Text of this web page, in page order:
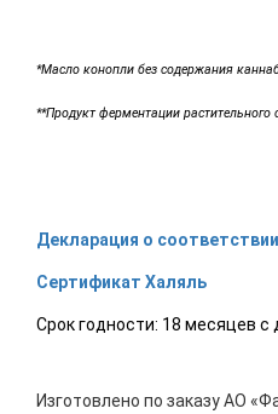
*Масло конопли без содержания
**Продукт ферментации растительного
Декларация о соответствии
Сертификат Халяль
Срок годности: 18 месяцев с
Изготовлено по заказу АО